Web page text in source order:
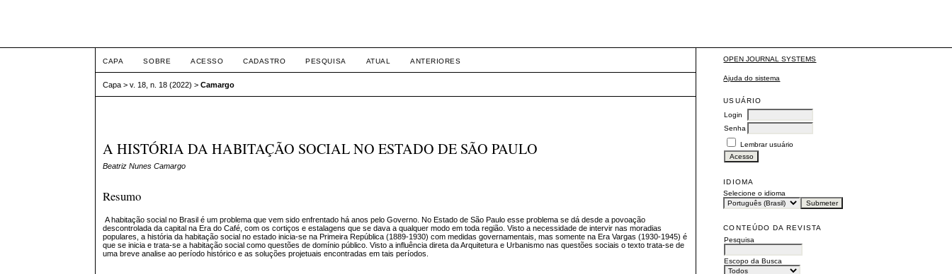
OPEN JOURNAL SYSTEMS
Ajuda do sistema
USUÁRIO
Login
Senha
Lembrar usuário
IDIOMA
Selecione o idioma
CONTEÚDO DA REVISTA
Pesquisa
Escopo da Busca
CAPA SOBRE ACESSO CADASTRO PESQUISA ATUAL ANTERIORES
Capa >v. 18, n. 18 (2022) >Camargo
A HISTÓRIA DA HABITAÇÃO SOCIAL NO ESTADO DE SÃO PAULO
Beatriz Nunes Camargo
Resumo
A habitação social no Brasil é um problema que vem sido enfrentado há anos pelo Governo. No Estado de São Paulo esse problema se dá desde a povoação
descontrolada da capital na Era do Café, com os cortiços e estalagens que se dava a qualquer modo em toda região. Visto a necessidade de intervir nas moradias
populares, a história da habitação social no estado inicia-se na Primeira República (1889-1930) com medidas governamentais, mas somente na Era Vargas (1930-1945) é
que se inicia e trata-se a habitação social como questões de domínio público. Visto a influência direta da Arquitetura e Urbanismo nas questões sociais o texto trata-se de
uma breve analise ao período histórico e as soluções projetuais encontradas em tais períodos.